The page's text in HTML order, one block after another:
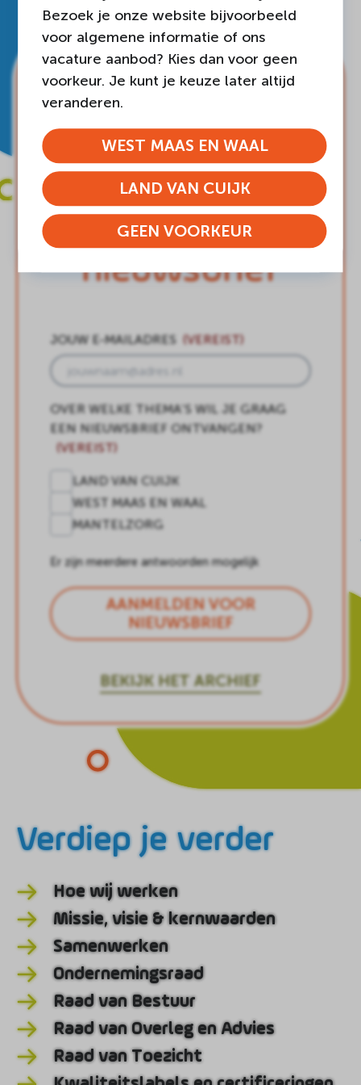
Blijf op de
hoogte en
schrijf je in
voor onze
nieuwsbrief
JOUW E-MAILADRES (VEREIST)
OVER WELKE THEMA’S WIL JE GRAAG
EEN NIEUWSBRIEF ONTVANGEN?
(VEREIST)
LAND VAN CUIJK
WEST MAAS EN WAAL
MANTELZORG
Er zijn meerdere antwoorden mogelijk
AANMELDEN VOOR
NIEUWSBRIEF
BEKIJK HET ARCHIEF
Verdiep je verder
Hoe wij werken
Missie, visie & kernwaarden
Samenwerken
Ondernemingsraad
Raad van Bestuur
Raad van Overleg en Advies
Raad van Toezicht
Bezoek je onze website bijvoorbeeld
voor algemene informatie of ons
vacature aanbod? Kies dan voor geen
voorkeur. Je kunt je keuze later altijd
veranderen.
WEST MAAS EN WAAL
LAND VAN CUIJK
GEEN VOORKEUR